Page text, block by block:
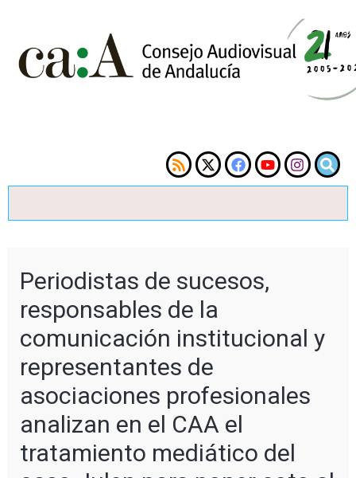
Periodistas de sucesos,
responsables de la
comunicación institucional y
representantes de
asociaciones profesionales
analizan en el CAA el
tratamiento mediático del